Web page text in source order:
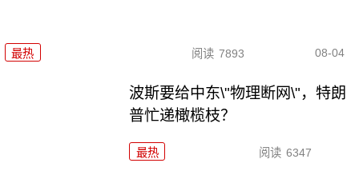
最热 阅读 7893 08-04
波斯要给中东\"物理断网\"，特朗
普忙递橄榄枝？
最热 阅读 6347